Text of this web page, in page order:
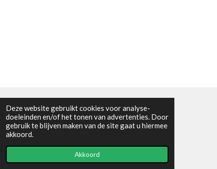
Deze website gebruikt cookies voor analyse-
doeleinden en/of het tonen van advertenties. Door
gebruik te blijven maken van de site gaat u hiermee
akkoord.
Akkoord
Algemene voorwaarden
© 2021 - RC en mineralenshop Het vlinderpad